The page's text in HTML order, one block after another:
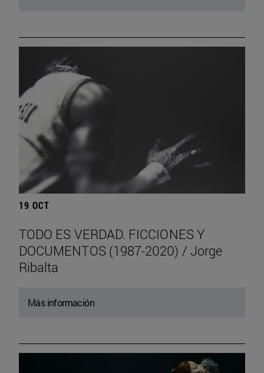
19 OCT
TODO ES VERDAD. FICCIONES Y
DOCUMENTOS (1987-2020) / Jorge
Ribalta
Más información